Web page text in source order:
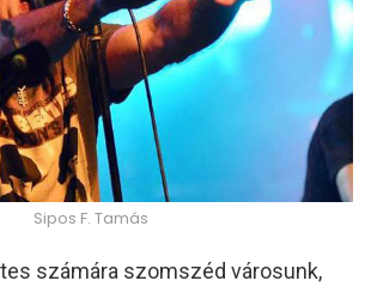
Sipos F. Tamás
számára szomszéd városunk,